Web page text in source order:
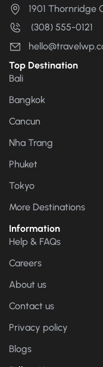
1901 Thornridge
(308) 555-0121
Top Destination
Bali
Bangkok
Cancun
Nha Trang
Phuket
Tokyo
More Destinations
Information
Help & FAQs
Careers
About us
Contact us
Privacy policy
Blogs